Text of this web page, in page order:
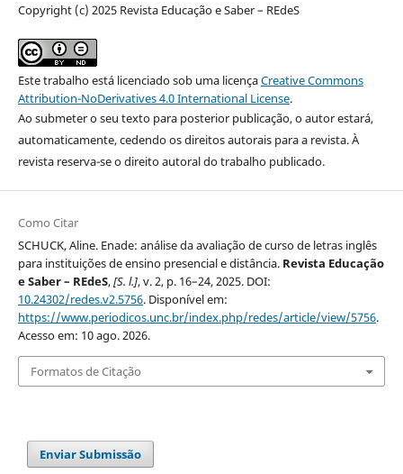
Copyright (c) 2025 Revista Educação e Saber – REdeS
Este trabalho está licenciado sob uma licençaCreative Commons
Attribution-NoDerivatives 4.0 International License.
Ao submeter o seu texto para posterior publicação, o autor estará,
automaticamente, cedendo os direitos autorais para a revista. À
revista reserva-se o direito autoral do trabalho publicado.
Como Citar
SCHUCK, Aline. Enade: análise da avaliação de curso de letras inglês
para instituições de ensino presencial e distância. Revista Educação
e Saber – REdeS,[S. l.], v. 2, p. 16–24, 2025. DOI:
10.24302/redes.v2.5756. Disponível em:
https://www.periodicos.unc.br/index.php/redes/article/view/5756.
Acesso em: 10 ago. 2026.
Formatos de Citação
Enviar Submissão